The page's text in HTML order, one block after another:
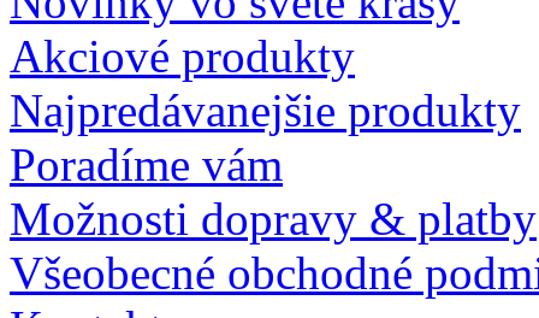
Akciové produkty
Najpredávanejšie produkty
Poradíme vám
Možnosti dopravy & platby
Všeobecné obchodné